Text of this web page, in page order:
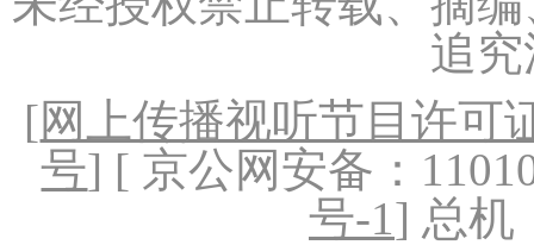
追
[网上传播视听节目许可
号] [ 京公网安备：
号-1] 总机